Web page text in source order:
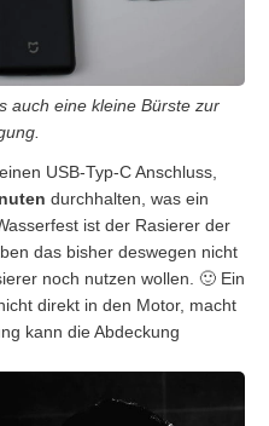
auch eine kleine Bürste zur
USB-Typ-C Anschluss,
durchhalten, was ein
ist der Rasierer der
das bisher deswegen nicht
noch nutzen wollen. 🙂 Ein
direkt in den Motor, macht
kann die Abdeckung